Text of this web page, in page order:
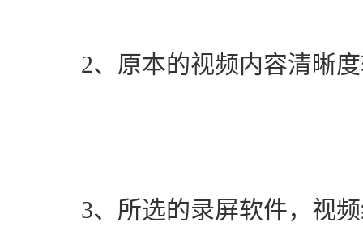
2、原本的视频内容清晰度
3、所选的录屏软件，视频